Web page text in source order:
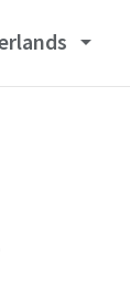
arrow_drop_down